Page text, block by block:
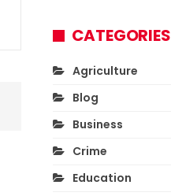
CATEGORIES
Agriculture
Blog
Business
Crime
Education